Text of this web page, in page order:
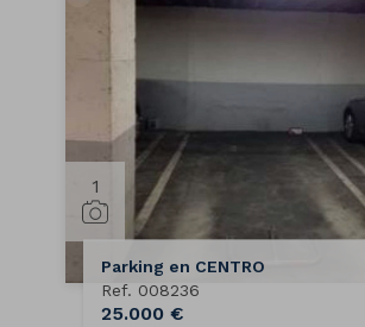
1
Parking en CENTRO
Ref. 008236
25.000 €